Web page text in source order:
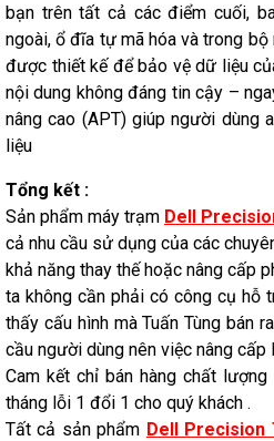
bạn trên tất cả các điểm cuối,
ngoài, ổ đĩa tự mã hóa và trong
được thiết kế để bảo vệ dữ liệu
nội dung không đáng tin cậy –
nâng cao (APT) giúp người dùng
liệu
Tổng kết :
Sản phẩm máy trạm Dell
cả nhu cầu sử dụng của các
khả năng thay thế hoặc nâng cấp
ta không cần phải có công cụ hỗ
thấy cấu hình mà Tuấn Tùng bán
cầu người dùng nên việc nâng cấp
Cam kết chỉ bán hàng chất
tháng lỗi 1 đổi 1 cho quý khách .
Tất cả sản phẩm Dell Precision